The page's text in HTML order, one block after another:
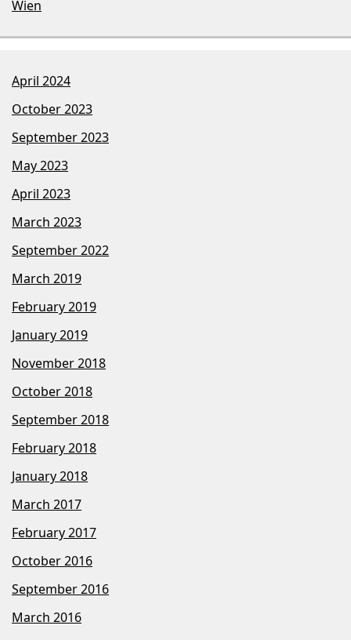
Wien
April 2024
October 2023
September 2023
May 2023
April 2023
March 2023
September 2022
March 2019
February 2019
January 2019
November 2018
October 2018
September 2018
February 2018
January 2018
March 2017
February 2017
October 2016
September 2016
March 2016